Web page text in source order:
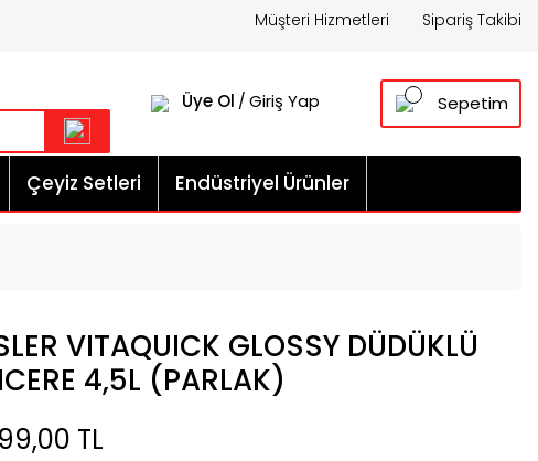
Müşteri Hizmetleri Sipariş Takibi
Üye Ol / Giriş Yap Sepetim
Çeyiz Setleri Endüstriyel Ürünler
VITAQUICK GLOSSY DÜDÜKLÜ
4,5L (PARLAK)
TL